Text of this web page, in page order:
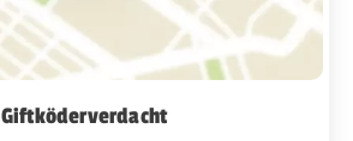
Giftköderverdacht